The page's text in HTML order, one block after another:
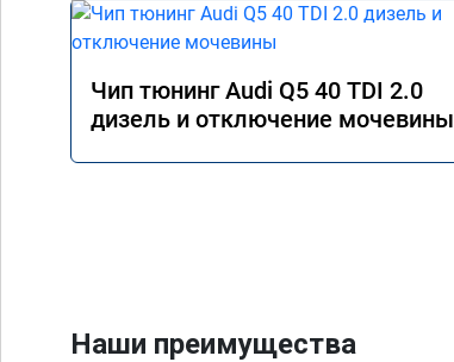
Чип тюнинг Audi Q5 40 TDI 2.0
дизель и отключение мочевины
Наши преимущества